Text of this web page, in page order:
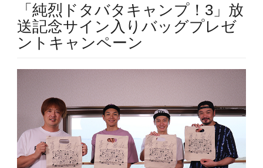
「純烈ドタバタキャンプ！3」放
送記念サイン入りバッグプレゼ
ントキャンペーン